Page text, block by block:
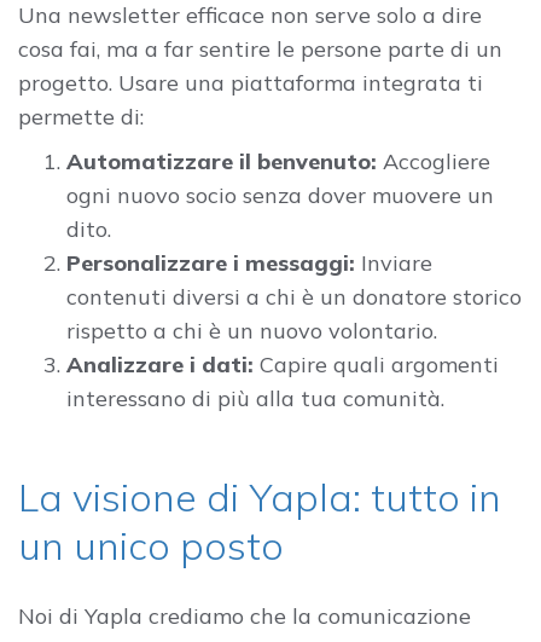
Una newsletter efficace non serve solo a dire
cosa fai, ma a far sentire le persone parte di un
progetto. Usare una piattaforma integrata ti
permette di:
Automatizzare il benvenuto: Accogliere
ogni nuovo socio senza dover muovere un
dito.
Personalizzare i messaggi: Inviare
contenuti diversi a chi è un donatore storico
rispetto a chi è un nuovo volontario.
Analizzare i dati: Capire quali argomenti
interessano di più alla tua comunità.
La visione di Yapla: tutto in
un unico posto
Noi di Yapla crediamo che la comunicazione